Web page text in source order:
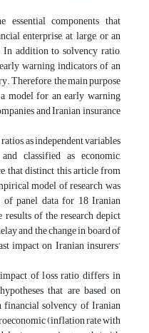
components that
enterprise, at large, or an
addition to solvency ratio,
warning indicators of an
Therefore, the main purpose
model for an early warning
and Iranian insurance
as independent variables
classified as economic,
that distinct this article from
model of research was
of panel data for 18 Iranian
of the research depict
and the change in board of
impact on Iranian insurers’
of loss ratio differs in
that are based on
solvency of Iranian
(inflation rate with